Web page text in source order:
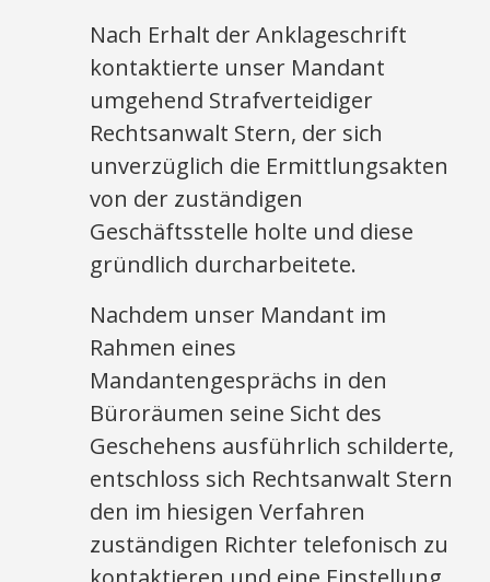
Nach Erhalt der Anklageschrift
kontaktierte unser Mandant
umgehend Strafverteidiger
Rechtsanwalt Stern, der sich
unverzüglich die Ermittlungsakten
von der zuständigen
Geschäftsstelle holte und diese
gründlich durcharbeitete.
Nachdem unser Mandant im
Rahmen eines
Mandantengesprächs in den
Büroräumen seine Sicht des
Geschehens ausführlich schilderte,
entschloss sich Rechtsanwalt Stern
den im hiesigen Verfahren
zuständigen Richter telefonisch zu